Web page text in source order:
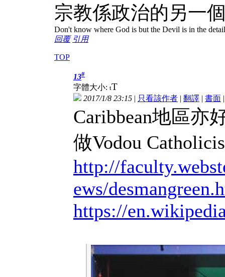
宗教係政治的另一
Don't know where God is but the Devil is in the
回覆 引用
TOP
13#
字體大小: tT
2017/1/8 23:15 | 只看該作者 | 翻譯 | 書面
Caribbean地區亦
做Vodou
http://
ews/
https://